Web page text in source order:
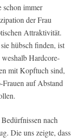
schon immer
der Frau
Attraktivität.
hübsch finden, ist
Hardcore-
mit Kopftuch sind,
auf Abstand
nach
Die uns zeigte, dass